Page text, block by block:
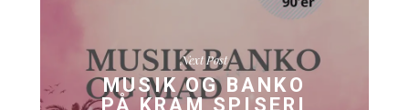
Er I klar til at give jeres medarbejdere en julefrokost, de
glemme? Kontakt os i dag for at høre mere om
et uforpligtende tilbud.